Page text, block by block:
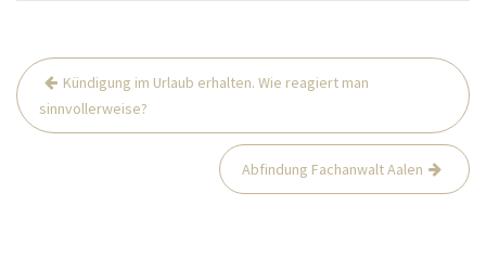
Beitrags-
Navigation
Kündigung im Urlaub erhalten. Wie reagiert man
sinnvollerweise?
Abfindung Fachanwalt Aalen